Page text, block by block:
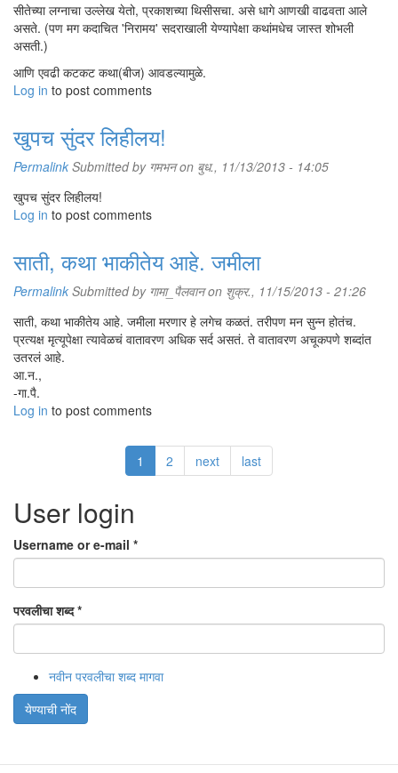
सीतेच्या लग्नाचा उल्लेख येतो, प्रकाशच्या थिसीसचा. असे धागे आणखी वाढवता आले
असते. (पण मग कदाचित 'निरामय' सदराखाली येण्यापेक्षा कथांमधेच जास्त शोभली
असती.)
आणि एवढी कटकट कथा(बीज) आवडल्यामुळे.
Log in to post comments
खुपच सुंदर लिहीलय!
Permalink Submitted by गमभनon बुध., 11/13/2013 - 14:05
खुपच सुंदर लिहीलय!
Log in to post comments
साती, कथा भाकीतेय आहे. जमीला
Permalink Submitted by गामा_पैलवानon शुक्र., 11/15/2013 - 21:26
साती, कथा भाकीतेय आहे. जमीला मरणार हे लगेच कळतं. तरीपण मन सुन्न होतंच.
प्रत्यक्ष मृत्यूपेक्षा त्यावेळचं वातावरण अधिक सर्द असतं. ते वातावरण अचूकपणे शब्दांत
उतरलं आहे.
आ.न.,
-गा.पै.
Log in to post comments
1 2 next last
User login
Username or e-mail *
परवलीचा शब्द*
नवीन परवलीचा शब्द मागवा
येण्याची नोंद